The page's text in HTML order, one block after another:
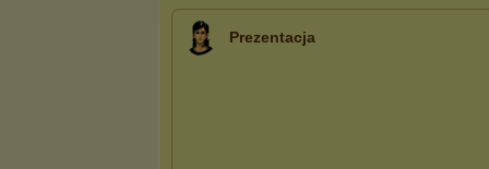
Prezentacja